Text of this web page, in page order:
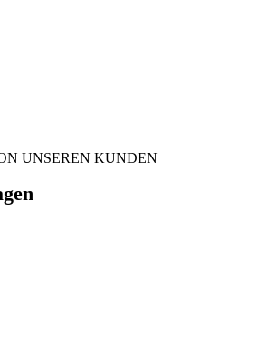
UNSEREN KUNDEN